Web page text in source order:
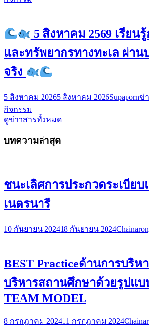
5 สิงหาคม 2569 เรียน
และทรัพยากรทางทะเล ผ่า
จริง
5 สิงหาคม 20265 สิงหาคม 2026Supapornข่
กิจกรรม
ดูข่าวสารทั้งหมด
บทความล่าสุด
ชนะเลิศการประกวดระเบียบ
เนตรนารี
10 กันยายน 202418 กันยายน 2024
BEST Practiceด้านการบริห
บริหารสถานศึกษาด้วยรูปแบ
TEAM MODEL
8 กรกฎาคม 202411 กรกฎาคม 2024